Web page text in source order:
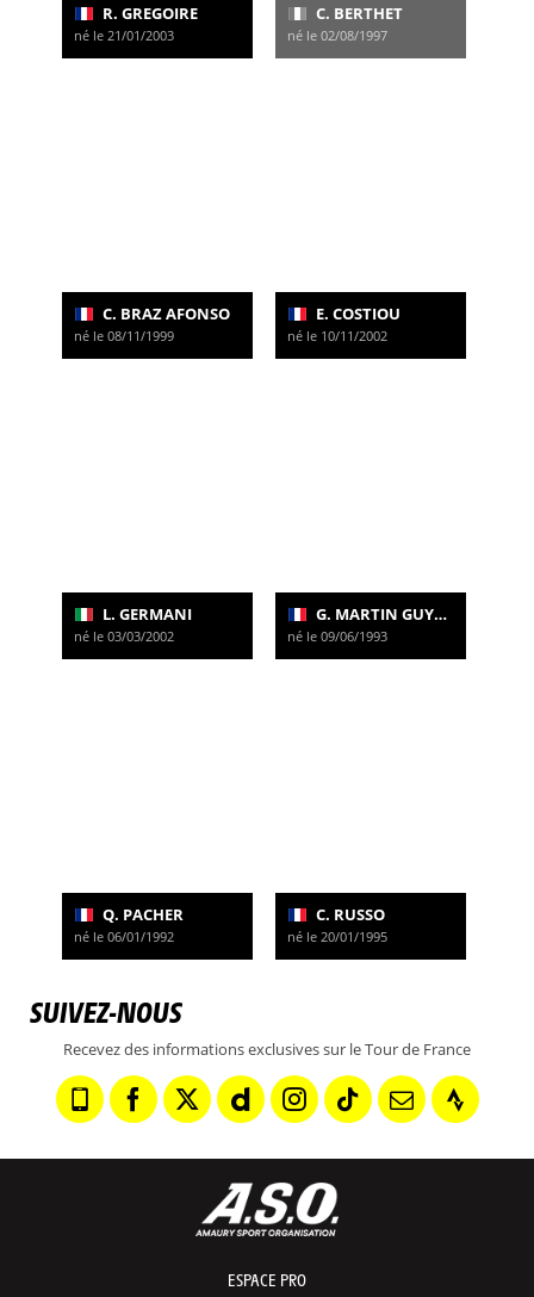
R. GREGOIRE
né le 21/01/2003
C. BERTHET
né le 02/08/1997
C. BRAZ AFONSO
né le 08/11/1999
E. COSTIOU
né le 10/11/2002
L. GERMANI
né le 03/03/2002
G. MARTIN GUYONNET
né le 09/06/1993
Q. PACHER
né le 06/01/1992
C. RUSSO
né le 20/01/1995
SUIVEZ-NOUS
Recevez des informations exclusives sur le Tour de France
ESPACE PRO